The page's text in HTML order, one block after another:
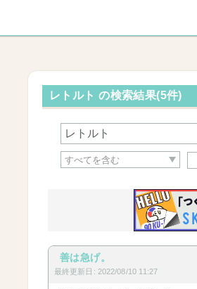
レトルト の検索結果(5件)
善は急げ。
最終更新日: 2022/08/10 11:27